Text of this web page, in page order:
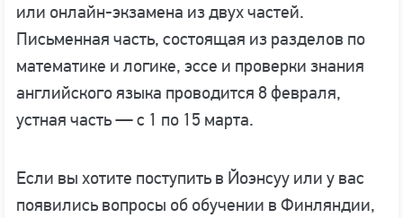
или онлайн-экзамена из двух частей.
Письменная часть, состоящая из разделов по
математике и логике, эссе и проверки знания
английского языка проводится 8 февраля,
устная часть — с 1 по 15 марта.
Если вы хотите поступить в Йоэнсуу или у вас
появились вопросы об обучении в Финляндии,